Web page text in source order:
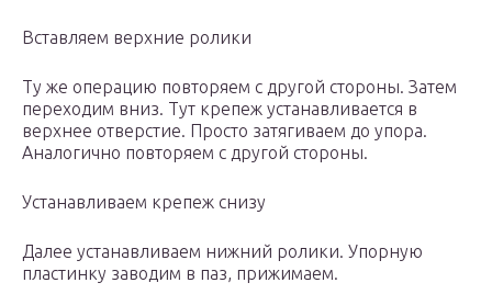
Вставляем верхние ролики
Ту же операцию повторяем с другой стороны. Затем
переходим вниз. Тут крепеж устанавливается в
верхнее отверстие. Просто затягиваем до упора.
Аналогично повторяем с другой стороны.
Устанавливаем крепеж снизу
Далее устанавливаем нижний ролики. Упорную
пластинку заводим в паз, прижимаем.